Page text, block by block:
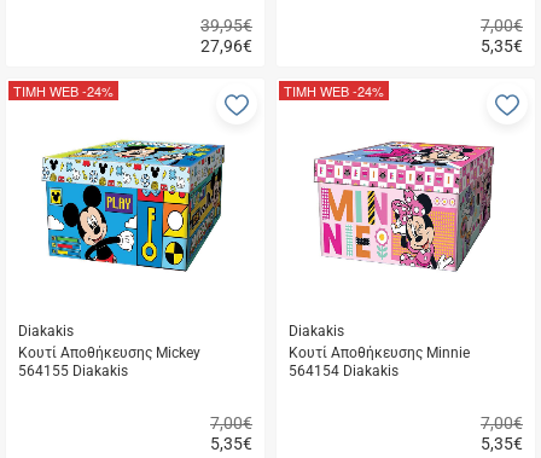
27,96€
39,95€
αγορά
5,35€
7,00€
αγορά
Diakakis
Κουτί Αποθήκευσης Mickey
564155 Diakakis
5,35€
7,00€
ΤΙΜΗ WEB-24%
Προσθήκη
αγαπημένα
Diakakis
Κουτί Αποθήκευσης Minnie
564154 Diakakis
5,35€
7,00€
ΤΙΜΗ WEB-24%